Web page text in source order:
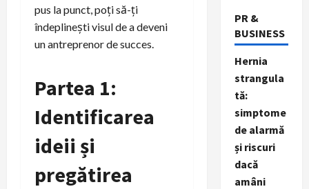
pus la punct, poți să-ți
îndeplinești visul de a deveni
un antreprenor de succes.
Partea 1:
Identificarea
ideii și
pregătirea
PR &
BUSINESS
Hernia
strangula
tă:
simptome
de alarmă
și riscuri
dacă
amâni